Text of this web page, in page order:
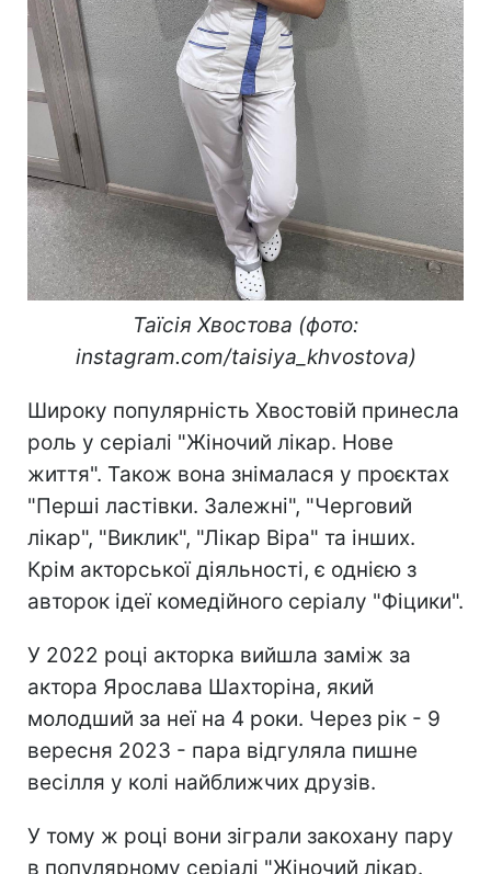
Таїсія Хвостова (фото:
instagram.com/taisiya_khvostova)
Широку популярність Хвостовій принесла
роль у серіалі "Жіночий лікар. Нове
життя". Також вона знімалася у проєктах
"Перші ластівки. Залежні", "Черговий
лікар", "Виклик", "Лікар Віра" та інших.
Крім акторської діяльності, є однією з
авторок ідеї комедійного серіалу "Фіцики".
У 2022 році акторка вийшла заміж за
актора Ярослава Шахторіна, який
молодший за неї на 4 роки. Через рік - 9
вересня 2023 - пара відгуляла пишне
весілля у колі найближчих друзів.
У тому ж році вони зіграли закохану пару
в популярному серіалі "Жіночий лікар.